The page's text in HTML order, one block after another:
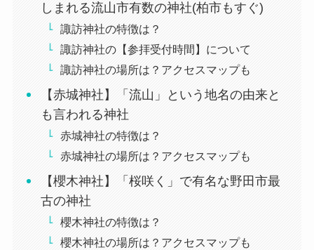
しまれる流山市有数の神社(柏市もすぐ)
諏訪神社の特徴は？
諏訪神社の【参拝受付時間】について
諏訪神社の場所は？アクセスマップも
【赤城神社】「流山」という地名の由来と
も言われる神社
赤城神社の特徴は？
赤城神社の場所は？アクセスマップも
【櫻木神社】「桜咲く」で有名な野田市最
古の神社
櫻木神社の特徴は？
櫻木神社の場所は？アクセスマップも